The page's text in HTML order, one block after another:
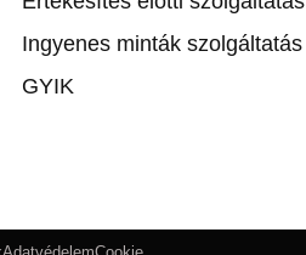
Ingyenes minták szolgáltatás
GYIK